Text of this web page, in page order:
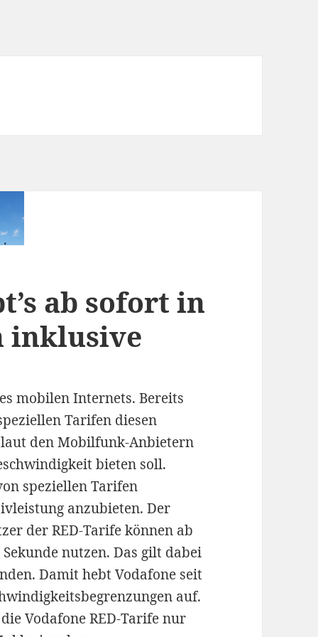
ab sofort in
inklusive
mobilen Internets. Bereits
Tarifen diesen
den Mobilfunk-Anbietern
bieten soll.
speziellen Tarifen
anzubieten. Der
der RED-Tarife können ab
nutzen. Das gilt dabei
Damit hebt Vodafone seit
auf.
Vodafone RED-Tarife nur